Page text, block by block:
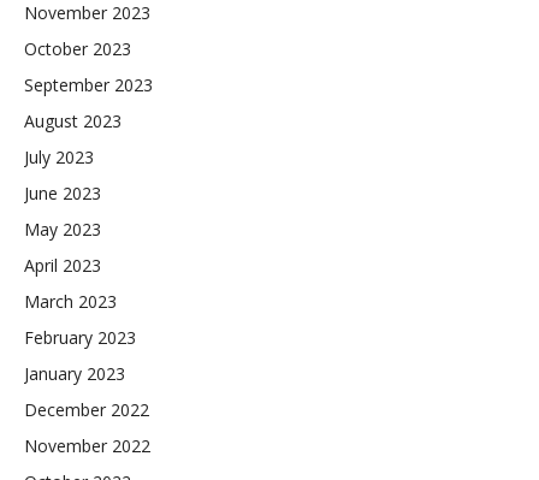
November 2023
October 2023
September 2023
August 2023
July 2023
June 2023
May 2023
April 2023
March 2023
February 2023
January 2023
December 2022
November 2022